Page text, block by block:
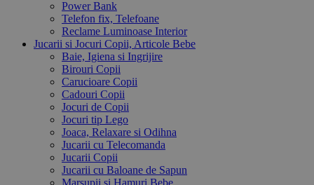
Power Bank
Telefon fix, Telefoane
Reclame Luminoase Interior
Jucarii si Jocuri Copii, Articole Bebe
Baie, Igiena si Ingrijire
Birouri Copii
Carucioare Copii
Cadouri Copii
Jocuri de Copii
Jocuri tip Lego
Joaca, Relaxare si Odihna
Jucarii cu Telecomanda
Jucarii Copii
Jucarii cu Baloane de Sapun
Marsupii si Hamuri Bebe